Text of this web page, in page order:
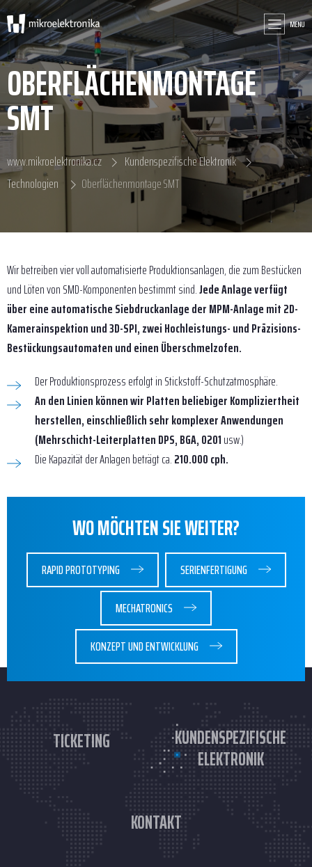
MENU
OBERFLÄCHENMONTAGE
SMT
www.mikroelektronika.cz
Kundenspezifische Elektronik
Technologien
Oberflächenmontage SMT
Wir betreiben vier voll automatisierte Produktionsanlagen, die zum Bestücken
und Löten von SMD-Komponenten bestimmt sind.Jede Anlage verfügt
über eine automatische Siebdruckanlage der MPM-Anlage mit 2D-
Kamerainspektion und 3D-SPI, zwei Hochleistungs- und Präzisions-
Bestückungsautomaten und einen Überschmelzofen.
Der Produktionsprozess erfolgt in Stickstoff-Schutzatmosphäre.
An den Linien können wir Platten beliebiger Kompliziertheit
herstellen, einschließlich sehr komplexer Anwendungen
(Mehrschicht-Leiterplatten DPS, BGA, 0201usw.)
Die Kapazität der Anlagen beträgt ca.210.000 cph.
WO MÖCHTEN SIE WEITER?
RAPID PROTOTYPING
SERIENFERTIGUNG
MECHATRONICS
KONZEPT UND ENTWICKLUNG
TICKETING KUNDENSPEZIFISCHE
ELEKTRONIK
KONTAKT